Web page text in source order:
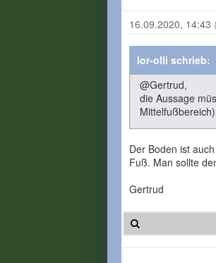
16.09.2020, 14:43
lor-olli schrieb:
@Gertrud,
die Aussage
Mittelfußbereich)
Der Boden ist
Fuß. Man sollte
Gertrud